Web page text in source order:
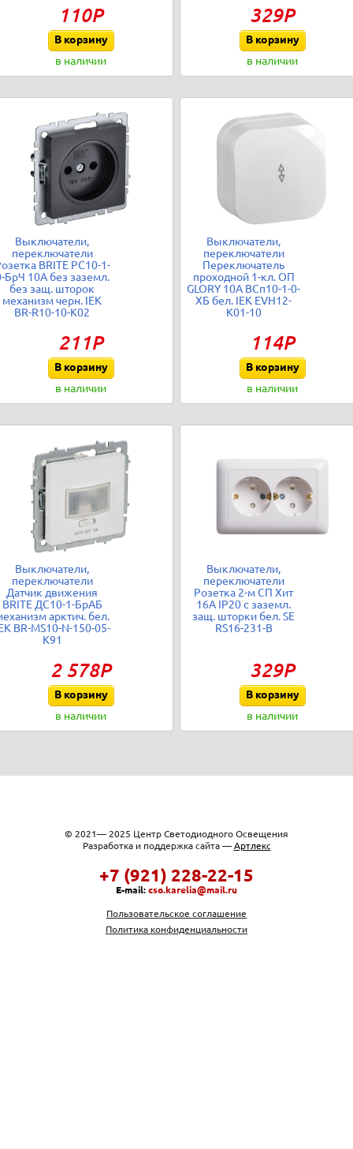
110Р
В корзину
в наличии
329Р
В корзину
в наличии
Выключатели,
переключатели
BRITE РС10-1-
БрЧ 10А без заземл.
без защ. шторок
механизм черн. IEK
BR-R10-10-K02
211Р
В корзину
в наличии
Выключатели,
переключатели
Переключатель
проходной 1-кл. ОП
GLORY 10А ВСп10-1-0-
ХБ бел. IEK EVH12-
K01-10
114Р
В корзину
в наличии
Выключатели,
переключатели
Датчик движения
BRITE ДС10-1-БрАБ
арктич. бел.
BR-MS10-N-150-05-
K91
2 578Р
В корзину
в наличии
Выключатели,
переключатели
Розетка 2-м СП Хит
16А IP20 с заземл.
защ. шторки бел. SE
RS16-231-B
329Р
В корзину
в наличии
© 2021— 2025 Центр Светодиодного Освещения
Разработка и поддержка сайта — Артлекс
+7 (921) 228-22-15
E-mail: cso.karelia@mail.ru
Пользовательское соглашение
Политика конфиденциальности